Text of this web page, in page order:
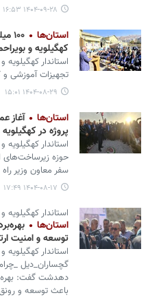
۱۴۰۴-۰۹-۲۸ ۱۶:۵۳
استان‌ها
کهگیلویه و
تجهیزات آموزشی
۱۴۰۴-۰۸-۲۹ ۱۵:۰۱
استان‌ها
پروژه در
استاندار کهگیلویه
حوزه زیرساخت‌های
سفر معاون وزیر
۱۴۰۴-۰۸-۱۷ ۱۷:۴۹
استاندار کهگیلویه
استان‌ها
توسعه و امنیت
استاندار کهگیلویه
گچساران_دیل
دهدشت گفت:
باعث توسعه و